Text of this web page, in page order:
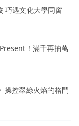
巧遇文化大學同窗
！滿千再抽萬
操控翠綠火焰的格鬥